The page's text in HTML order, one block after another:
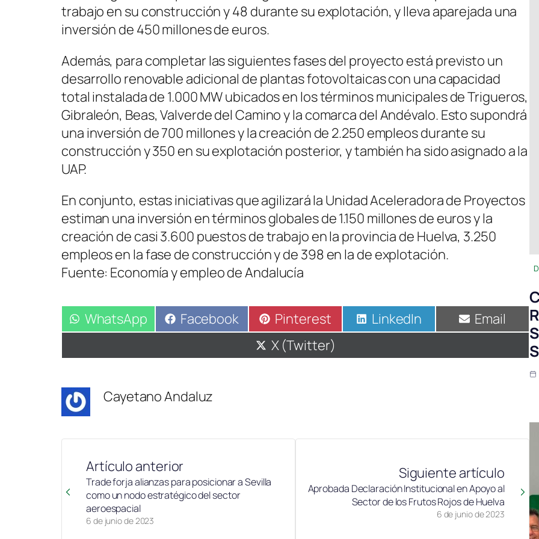
trabajo en su construcción y 48 durante su explotación, y lleva aparejada una
inversión de 450 millones de euros.
Además, para completar las siguientes fases del proyecto está previsto un
desarrollo renovable adicional de plantas fotovoltaicas con una capacidad
total instalada de 1.000 MW ubicados en los términos municipales de Trigueros,
Gibraleón, Beas, Valverde del Camino y la comarca del Andévalo. Esto supondrá
una inversión de 700 millones y la creación de 2.250 empleos durante su
construcción y 350 en su explotación posterior, y también ha sido asignado a la
UAP.
En conjunto, estas iniciativas que agilizará la Unidad Aceleradora de Proyectos
estiman una inversión en términos globales de 1.150 millones de euros y la
creación de casi 3.600 puestos de trabajo en la provincia de Huelva, 3.250
empleos en la fase de construcción y de 398 en la de explotación.
Fuente: Economía y empleo de Andalucía
Compartir
en
WhatsApp Compartir
en
Facebook Compartir
en
Pinterest Compartir
en
LinkedIn Compartir
en
Email
Compartir
en
X (Twitter)
Cayetano Andaluz
Artículo anterior
6 de junio de 2023
Trade forja alianzas para posicionar a Sevilla
como un nodo estratégico del sector
aeroespacial
Siguiente artículo
6 de junio de 2023
Aprobada Declaración Institucional en Apoyo al
Sector de los Frutos Rojos de Huelva